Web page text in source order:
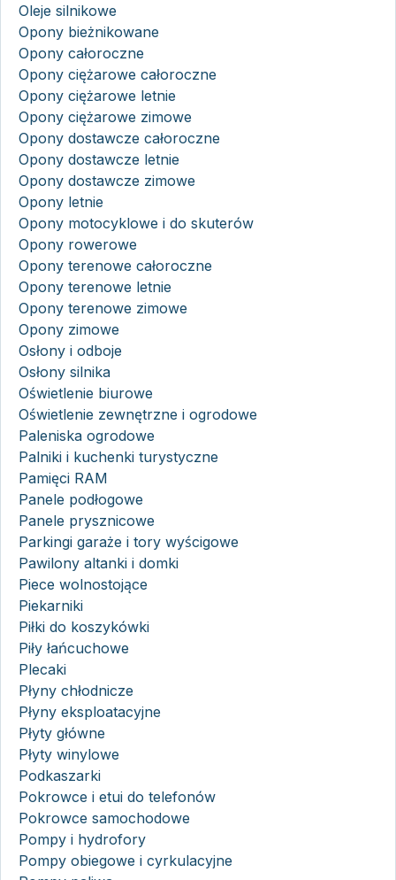
Oleje silnikowe
Opony bieżnikowane
Opony całoroczne
Opony ciężarowe całoroczne
Opony ciężarowe letnie
Opony ciężarowe zimowe
Opony dostawcze całoroczne
Opony dostawcze letnie
Opony dostawcze zimowe
Opony letnie
Opony motocyklowe i do skuterów
Opony rowerowe
Opony terenowe całoroczne
Opony terenowe letnie
Opony terenowe zimowe
Opony zimowe
Osłony i odboje
Osłony silnika
Oświetlenie biurowe
Oświetlenie zewnętrzne i ogrodowe
Paleniska ogrodowe
Palniki i kuchenki turystyczne
Pamięci RAM
Panele podłogowe
Panele prysznicowe
Parkingi garaże i tory wyścigowe
Pawilony altanki i domki
Piece wolnostojące
Piekarniki
Piłki do koszykówki
Piły łańcuchowe
Plecaki
Płyny chłodnicze
Płyny eksploatacyjne
Płyty główne
Płyty winylowe
Podkaszarki
Pokrowce i etui do telefonów
Pokrowce samochodowe
Pompy i hydrofory
Pompy obiegowe i cyrkulacyjne